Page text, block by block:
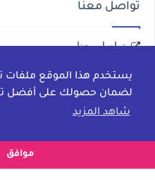
يستخدم هذا الموقع ملفات
لضمان حصولك على أفضل
شاهد المزيد
موافق
تواصل معنا
تواصل معنا